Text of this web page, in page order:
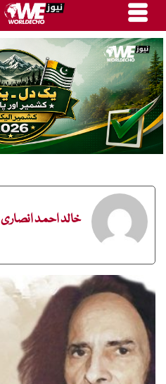
خالد احمد انصاری